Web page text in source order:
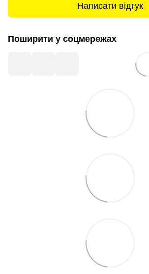
Написати відгук
Поширити у соцмережах